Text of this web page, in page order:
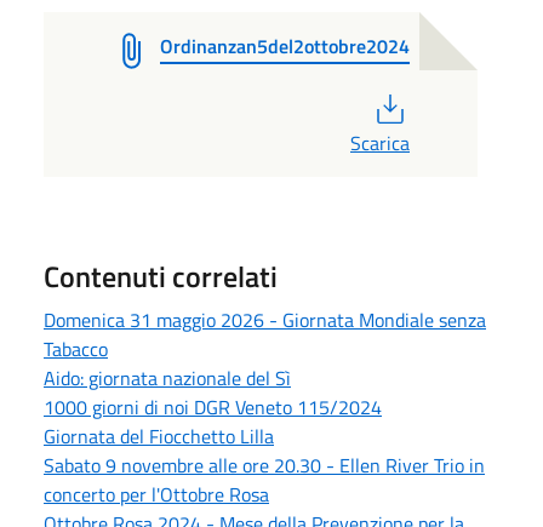
Ordinanzan5del2ottobre2024
Scarica
Contenuti correlati
Domenica 31 maggio 2026 - Giornata Mondiale senza
Tabacco
Aido: giornata nazionale del Sì
1000 giorni di noi DGR Veneto 115/2024
Giornata del Fiocchetto Lilla
Sabato 9 novembre alle ore 20.30 - Ellen River Trio in
concerto per l'Ottobre Rosa